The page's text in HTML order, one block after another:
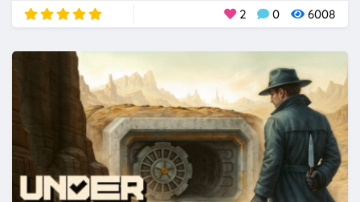
2 0 6008